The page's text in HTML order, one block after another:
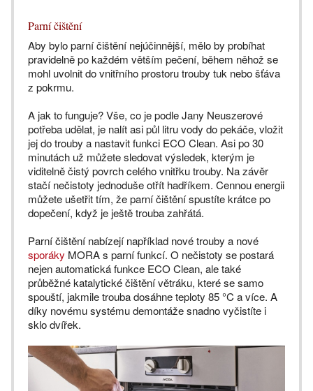
Parní čištění
Aby bylo parní čištění nejúčinnější, mělo by probíhat
pravidelně po každém větším pečení, během něhož se
mohl uvolnit do vnitřního prostoru trouby tuk nebo šťáva
z pokrmu.
A jak to funguje? Vše, co je podle Jany Neuszerové
potřeba udělat, je nalít asi půl litru vody do pekáče, vložit
jej do trouby a nastavit funkci ECO Clean. Asi po 30
minutách už můžete sledovat výsledek, kterým je
viditelně čistý povrch celého vnitřku trouby. Na závěr
stačí nečistoty jednoduše otřít hadříkem. Cennou energii
můžete ušetřit tím, že parní čištění spustíte krátce po
dopečení, když je ještě trouba zahřátá.
Parní čištění nabízejí například nové trouby a nové
sporáky MORA s parní funkcí. O nečistoty se postará
nejen automatická funkce ECO Clean, ale také
průběžné katalytické čištění větráku, které se samo
spouští, jakmile trouba dosáhne teploty 85 °C a více. A
díky novému systému demontáže snadno vyčistíte i
sklo dvířek.